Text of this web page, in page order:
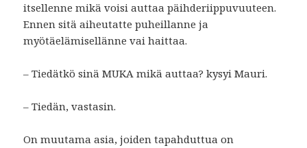
itsellenne mikä voisi auttaa päihderiippuvuuteen.
Ennen sitä aiheutatte puheillanne ja
myötäelämisellänne vai haittaa.
– Tiedätkö sinä MUKA mikä auttaa? kysyi Mauri.
– Tiedän, vastasin.
On muutama asia, joiden tapahduttua on